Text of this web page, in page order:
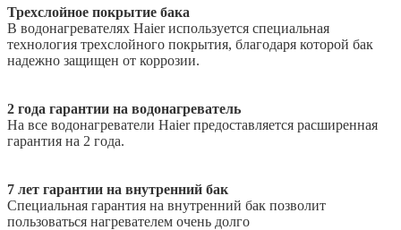
Трехслойное покрытие бака
В водонагревателях Haier используется специальная
технология трехслойного покрытия, благодаря которой бак
надежно защищен от коррозии.
2 года гарантии на водонагреватель
На все водонагреватели Haier предоставляется расширенная
гарантия на 2 года.
7 лет гарантии на внутренний бак
Специальная гарантия на внутренний бак позволит
пользоваться нагревателем очень долго